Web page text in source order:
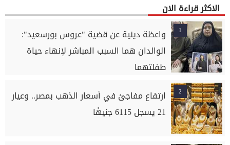
الاكثر قراءة الان
1
واعظة دينية عن قضية "عروس بورسعيد":
الوالدان هما السبب المباشر لإنهاء حياة
طفلتهما
2
ارتفاع مفاجئ في أسعار الذهب بمصر.. وعيار
21 يسجل 6115 جنيهًا